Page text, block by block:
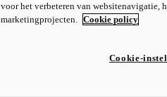
voor het verbeteren van websitenavigatie,
marketingprojecten. Cookie policy
Cookie-